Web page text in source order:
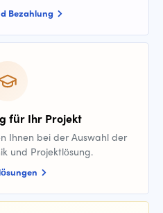
Bezahlung
für Ihr Projekt
Ihnen bei der Auswahl der
und Projektlösung.